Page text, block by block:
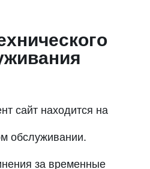
сайт находится на
обслуживании.
за временные